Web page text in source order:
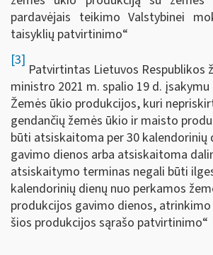
pardavėjais teikimo Valstybinei
taisyklių patvirtinimo“
[3]
Patvirtintas Lietuvos Respublikos
ministro 2021 m. spalio 19 d. įsakymu
Žemės ūkio produkcijos, kuri
gendančių žemės ūkio ir maisto
būti atsiskaitoma per 30 kalendorinių
gavimo dienos arba atsiskaitoma
atsiskaitymo terminas negali būti
kalendorinių dienų nuo perkamos
produkcijos gavimo dienos,
šios produkcijos sąrašo patvirtinimo“